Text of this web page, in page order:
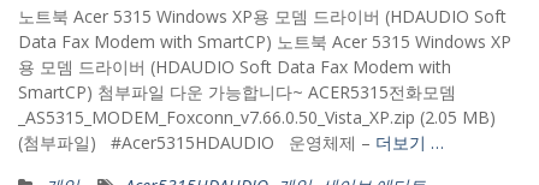
노트북 Acer 5315 Windows XP용 모뎀 드라이버 (HDAUDIO Soft
Data Fax Modem with SmartCP) 노트북 Acer 5315 Windows XP
용 모뎀 드라이버 (HDAUDIO Soft Data Fax Modem with
SmartCP) 첨부파일 다운 가능합니다~ ACER5315전화모뎀
_AS5315_MODEM_Foxconn_v7.66.0.50_Vista_XP.zip (2.05 MB)
(첨부파일) #Acer5315HDAUDIO 운영체제 – 더보기 …